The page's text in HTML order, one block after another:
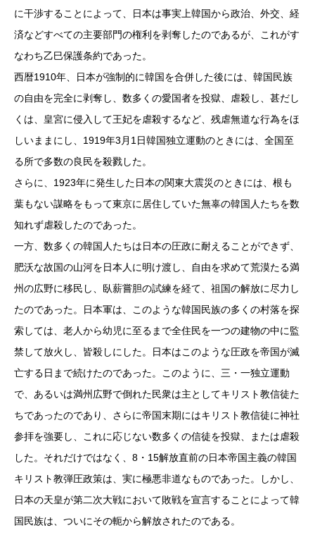
に干渉することによって、日本は事実上韓国から政治、外交、経
済などすべての主要部門の権利を剥奪したのであるが、これがす
なわち乙巳保護条約であった。
西暦1910年、日本が強制的に韓国を合併した後には、韓国民族
の自由を完全に剥奪し、数多くの愛国者を投獄、虐殺し、甚だし
くは、皇宮に侵入して王妃を虐殺するなど、残虐無道な行為をほ
しいままにし、1919年3月1日韓国独立運動のときには、全国至
る所で多数の良民を殺戮した。
さらに、1923年に発生した日本の関東大震災のときには、根も
葉もない謀略をもって東京に居住していた無辜の韓国人たちを数
知れず虐殺したのであった。
一方、数多くの韓国人たちは日本の圧政に耐えることができず、
肥沃な故国の山河を日本人に明け渡し、自由を求めて荒漠たる満
州の広野に移民し、臥薪嘗胆の試練を経て、祖国の解放に尽力し
たのであった。日本軍は、このような韓国民族の多くの村落を探
索しては、老人から幼児に至るまで全住民を一つの建物の中に監
禁して放火し、皆殺しにした。日本はこのような圧政を帝国が滅
亡する日まで続けたのであった。このように、三・一独立運動
で、あるいは満州広野で倒れた民衆は主としてキリスト教信徒た
ちであったのであり、さらに帝国末期にはキリスト教信徒に神社
参拝を強要し、これに応じない数多くの信徒を投獄、または虐殺
した。それだけではなく、8・15解放直前の日本帝国主義の韓国
キリスト教弾圧政策は、実に極悪非道なものであった。しかし、
日本の天皇が第二次大戦において敗戦を宣言することによって韓
国民族は、ついにその軛から解放されたのである。